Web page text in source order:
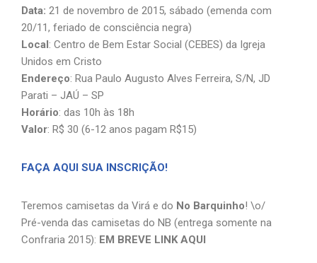
Data: 21 de novembro de 2015, sábado (emenda com
20/11, feriado de consciência negra)
Local: Centro de Bem Estar Social (CEBES) da Igreja
Unidos em Cristo
Endereço: Rua Paulo Augusto Alves Ferreira, S/N, JD
Parati – JAÚ – SP
Horário: das 10h às 18h
Valor: R$ 30 (6-12 anos pagam R$15)
FAÇA AQUI SUA INSCRIÇÃO!
Teremos camisetas da Virá e do No Barquinho! \o/
Pré-venda das camisetas do NB (entrega somente na
Confraria 2015): EM BREVE LINK AQUI